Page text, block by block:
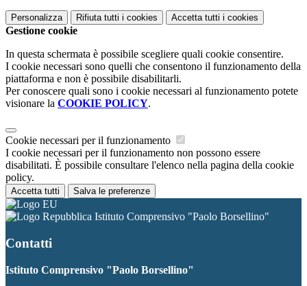
Personalizza Rifiuta tutti i cookies Accetta tutti i cookies
Gestione cookie
In questa schermata è possibile scegliere quali cookie consentire.
I cookie necessari sono quelli che consentono il funzionamento della
piattaforma e non è possibile disabilitarli.
Per conoscere quali sono i cookie necessari al funzionamento potete
visionare la COOKIE POLICY.
Cookie necessari per il funzionamento
I cookie necessari per il funzionamento non possono essere
disabilitati. È possibile consultare l'elenco nella pagina della cookie
policy.
Accetta tutti Salva le preferenze
Istituto Comprensivo "Paolo Borsellino"
Contatti
Istituto Comprensivo "Paolo Borsellino"